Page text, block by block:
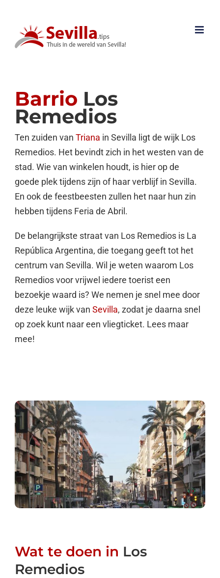
inhoud
Barrio Los
Remedios
Ten zuiden van Triana in Sevilla ligt de wijk Los
Remedios. Het bevindt zich in het westen van de
stad. Wie van winkelen houdt, is hier op de
goede plek tijdens zijn of haar verblijf in Sevilla.
En ook de feestbeesten zullen het naar hun zin
hebben tijdens Feria de Abril.
De belangrijkste straat van Los Remedios is La
República Argentina, die toegang geeft tot het
centrum van Sevilla. Wil je weten waarom Los
Remedios voor vrijwel iedere toerist een
bezoekje waard is? We nemen je snel mee door
deze leuke wijk van Sevilla, zodat je daarna snel
op zoek kunt naar een vliegticket. Lees maar
mee!
Wat te doen in Los
Remedios